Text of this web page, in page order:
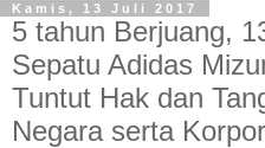
Kamis, 13 Juli 2017
5 tahun Berjuang,
Sepatu Adidas
Tuntut Hak dan
Negara serta